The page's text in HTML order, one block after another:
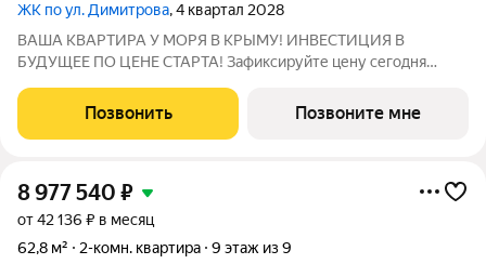
ЖК по ул. Димитрова, 4 квартал 2028
ВАША КВАРТИРА У МОРЯ В КРЫМУ! ИНВЕСТИЦИЯ В
БУДУЩЕЕ ПО ЦЕНЕ СТАРТА! Зафиксируйте цену сегодня
экологически чистом Западном побережье. Место, где
городской комфорт встречается с морским бризом. ПОЧЕМУ
Позвонить Позвоните мне
8 977 540 ₽
от 42 136 ₽ в месяц
62,8 м²
2-комн. квартира 9 этаж из 9